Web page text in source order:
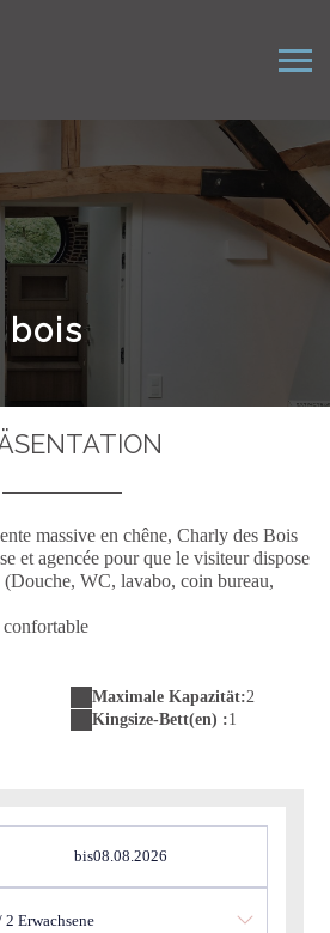
bois
massive en chêne, Charly des Bois
et agencée pour que le visiteur dispose
(Douche, WC, lavabo, coin bureau,
Maximale Kapazität:2
Kingsize-Bett(en) :1
bis
2Erwachsene